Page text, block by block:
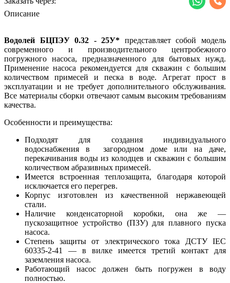
Описание
Водолей БЦПЭУ 0.32 - 25У* представляет собой модель
современного и производительного центробежного
погружного насоса, предназначенного для бытовых нужд.
Применение насоса рекомендуется для скважин с большим
количеством примесей и песка в воде. Агрегат прост в
эксплуатации и не требует дополнительного обслуживания.
Все материалы сборки отвечают самым высоким требованиям
качества.
Особенности и преимущества:
Подходят для создания индивидуального
водоснабжения в загородном доме или на даче,
перекачивания воды из колодцев и скважин с большим
количеством абразивных примесей.
Имеется встроенная теплозащита, благодаря которой
исключается его перегрев.
Корпус изготовлен из качественной нержавеющей
стали.
Наличие конденсаторной коробки, она же —
пускозащитное устройство (ПЗУ) для плавного пуска
насоса.
Степень защиты от электрического тока ДСТУ ІЕС
60335-2-41 — в вилке имеется третий контакт для
заземления насоса.
Работающий насос должен быть погружен в воду
полностью.